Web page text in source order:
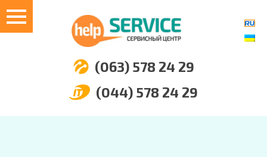
(063) 578 24 29
(044) 578 24 29